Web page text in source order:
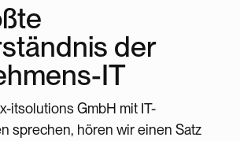
der
IT
itsolutions GmbH mit IT-
sprechen, hören wir einen Satz